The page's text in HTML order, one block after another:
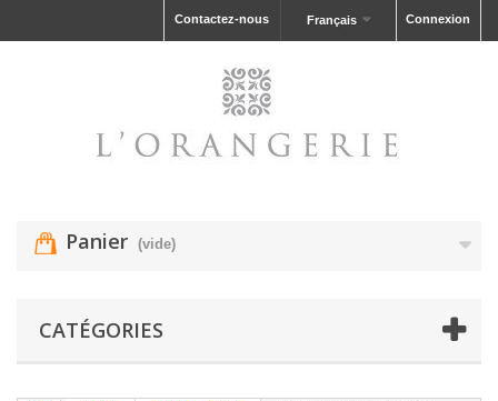
Connexion
Français
Contactez-nous
Panier (vide)
CATÉGORIES